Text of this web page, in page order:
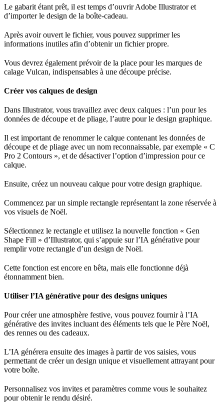
Le gabarit étant prêt, il est temps d’ouvrir Adobe Illustrator et
d’importer le design de la boîte-cadeau.
Après avoir ouvert le fichier, vous pouvez supprimer les
informations inutiles afin d’obtenir un fichier propre.
Vous devrez également prévoir de la place pour les marques de
calage Vulcan, indispensables à une découpe précise.
Créer vos calques de design
Dans Illustrator, vous travaillez avec deux calques : l’un pour les
données de découpe et de pliage, l’autre pour le design graphique.
Il est important de renommer le calque contenant les données de
découpe et de pliage avec un nom reconnaissable, par exemple « C
Pro 2 Contours », et de désactiver l’option d’impression pour ce
calque.
Ensuite, créez un nouveau calque pour votre design graphique.
Commencez par un simple rectangle représentant la zone réservée à
vos visuels de Noël.
Sélectionnez le rectangle et utilisez la nouvelle fonction « Gen
Shape Fill » d’Illustrator, qui s’appuie sur l’IA générative pour
remplir votre rectangle d’un design de Noël.
Cette fonction est encore en bêta, mais elle fonctionne déjà
étonnamment bien.
Utiliser l’IA générative pour des designs uniques
Pour créer une atmosphère festive, vous pouvez fournir à l’IA
générative des invites incluant des éléments tels que le Père Noël,
des rennes ou des cadeaux.
L’IA générera ensuite des images à partir de vos saisies, vous
permettant de créer un design unique et visuellement attrayant pour
votre boîte.
Personnalisez vos invites et paramètres comme vous le souhaitez
pour obtenir le rendu désiré.